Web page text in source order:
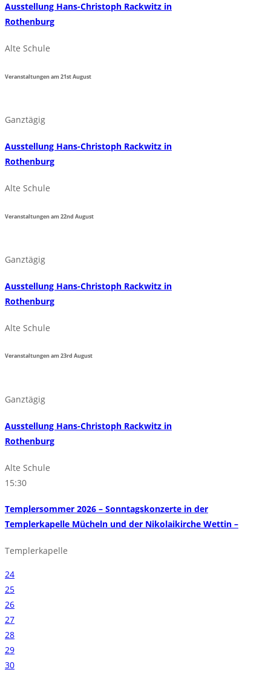
Ausstellung Hans-Christoph Rackwitz in
Rothenburg
Alte Schule
Veranstaltungen am21stAugust
Ganztägig
Ausstellung Hans-Christoph Rackwitz in
Rothenburg
Alte Schule
Veranstaltungen am22nd August
Ganztägig
Ausstellung Hans-Christoph Rackwitz in
Rothenburg
Alte Schule
Veranstaltungen am23rd August
Ganztägig
Ausstellung Hans-Christoph Rackwitz in
Rothenburg
Alte Schule
15:30
Templersommer 2026 – Sonntagskonzerte in der
Templerkapelle Mücheln und der Nikolaikirche Wettin –
Templerkapelle
24
25
26
27
28
29
30